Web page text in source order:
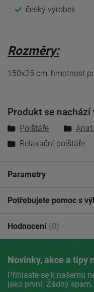
český výrobek
Rozměry:
150x25 cm, hmotnost
Produkt se
Polštáře
Relaxační polštáře
Parametry
Potřebujete pomoc s
Hodnocení (0)
Novinky, akce a tipy
Přihlaste se k našemu
jako první. Žádný